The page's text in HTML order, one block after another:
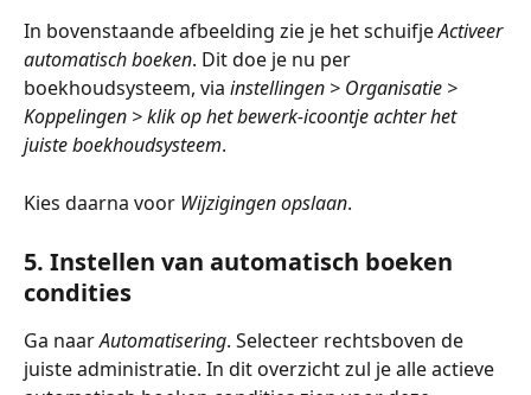
In bovenstaande afbeelding zie je het schuifje Activeer
automatisch boeken. Dit doe je nu per
boekhoudsysteem, via instellingen > Organisatie >
Koppelingen > klik op het bewerk-icoontje achter het
juiste boekhoudsysteem.
Kies daarna voor Wijzigingen opslaan.
5. Instellen van automatisch boeken
condities
Ga naar Automatisering. Selecteer rechtsboven de
juiste administratie. In dit overzicht zul je alle actieve